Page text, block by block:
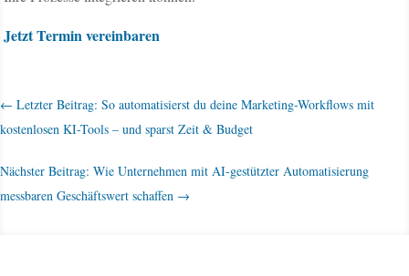
Jetzt Termin vereinbaren
← Letzter Beitrag: So automatisierst du deine Marketing-Workflows mit
kostenlosen KI-Tools – und sparst Zeit & Budget
Nächster Beitrag: Wie Unternehmen mit AI-gestützter Automatisierung
messbaren Geschäftswert schaffen →